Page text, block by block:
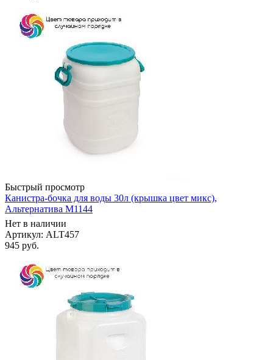
Быстрый просмотр
Канистра-бочка для воды 30л (крышка цвет микс),
Альтернатива М1144
Нет в наличии
Артикул: ALT457
945 руб.